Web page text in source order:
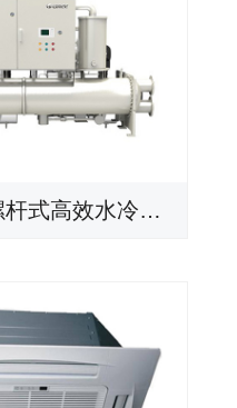
杆式高效水冷…